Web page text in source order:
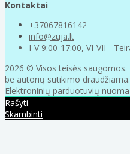
Kontaktai
+37067816142
info@zuja.lt
I-V 9:00-17:00, VI-VII -
2026 © Visos teisės
be autorių sutikimo draudžiama.
Elektroninių parduotuvių nuoma
Rašyti
Skambinti